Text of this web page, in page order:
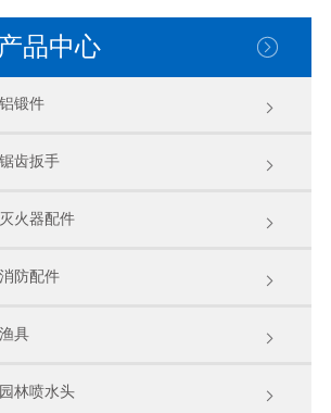
产品中心
铝锻件
锯齿扳手
灭火器配件
消防配件
渔具
园林喷水头